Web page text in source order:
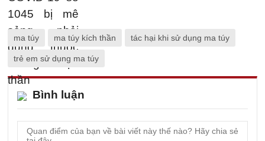
ma túy ma túy kích thần tác hại khi sử dụng ma túy
trẻ em sử dụng ma túy
Bình luận